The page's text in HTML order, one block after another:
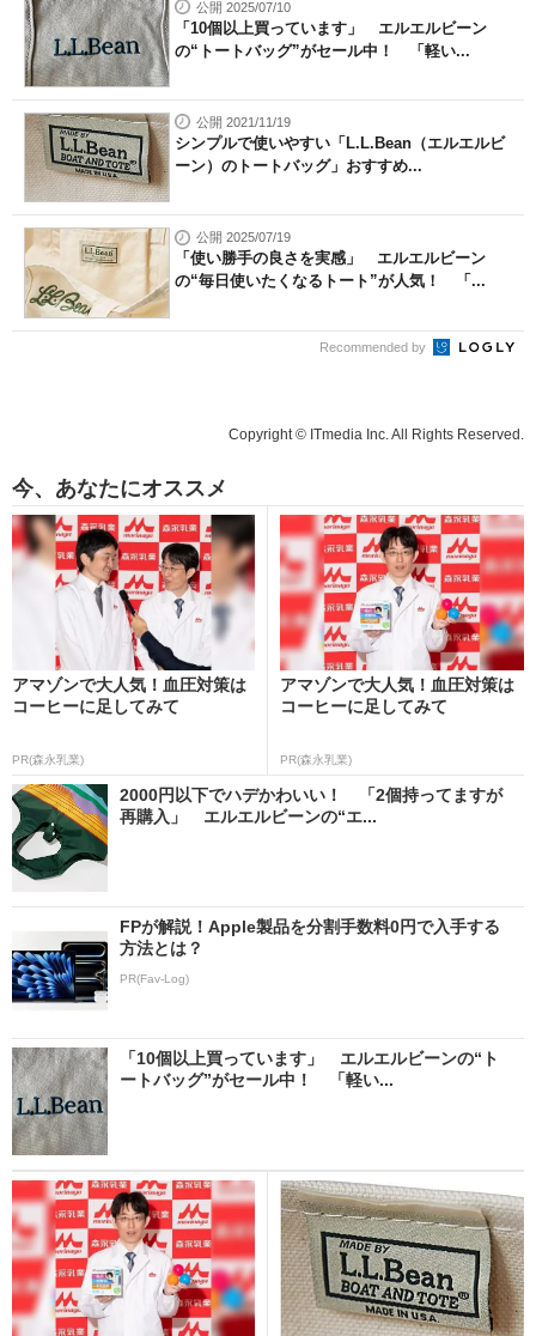
公開 2025/07/10
「10個以上買っています」 エルエルビーン
の“トートバッグ”がセール中！ 「軽い...
公開 2021/11/19
シンプルで使いやすい「L.L.Bean（エルエルビ
ーン）のトートバッグ」おすすめ...
公開 2025/07/19
「使い勝手の良さを実感」 エルエルビーン
の“毎日使いたくなるトート”が人気！ 「...
Recommended by
Copyright © ITmedia Inc. All Rights Reserved.
今、あなたにオススメ
アマゾンで大人気！血圧対策は
コーヒーに足してみて
PR(森永乳業)
アマゾンで大人気！血圧対策は
コーヒーに足してみて
PR(森永乳業)
2000円以下でハデかわいい！ 「2個持ってますが
再購入」 エルエルビーンの“エ...
FPが解説！Apple製品を分割手数料0円で入手する
方法とは？
PR(Fav-Log)
「10個以上買っています」 エルエルビーンの“ト
ートバッグ”がセール中！ 「軽い...